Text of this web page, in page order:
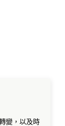
變，以及時